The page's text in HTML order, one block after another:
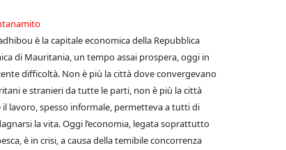
è la capitale economica della Repubblica
di Mauritania, un tempo assai prospera, oggi in
difficoltà. Non è più la città dove convergevano
e stranieri da tutte le parti, non è più la città
il lavoro, spesso informale, permetteva a tutti di
la vita. Oggi l’economia, legata soprattutto
è in crisi, a causa della temibile concorrenza